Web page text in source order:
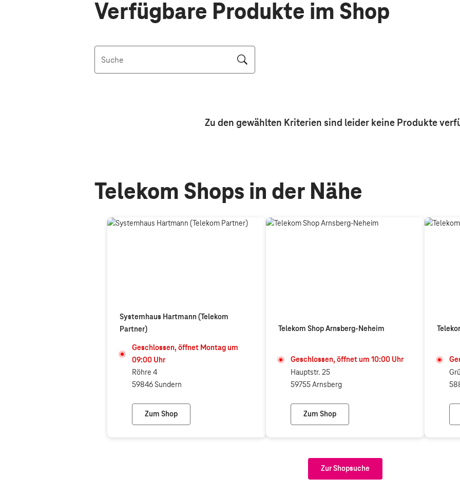
Verfügbare Produkte im Shop
Suche
Zu den gewählten Kriterien sind leider keine Produkte
Telekom Shops in der Nähe
Systemhaus Hartmann (Telekom
Partner)
Geschlossen, öffnet Montagum
09:00Uhr
Röhre 4
59846 Sundern
Zum Shop
Systemhaus Hartmann (Telekom Partner)
Telekom Shop Arnsberg-Neheim
Geschlossen, öffnet um 10:00Uhr
Hauptstr. 25
59755 Arnsberg
Zum Shop
Telekom Shop Arnsberg-Neheim
Zur Shopsuche